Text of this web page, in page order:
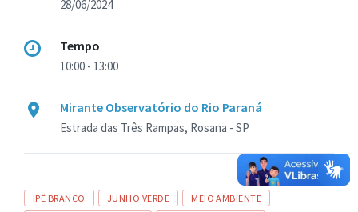
28/06/2024
Tempo
10:00 - 13:00
Mirante Observatório do Rio Paraná
Estrada das Três Rampas, Rosana - SP
Tags
IPÊ BRANCO JUNHO VERDE
MEIO AMBIENTE